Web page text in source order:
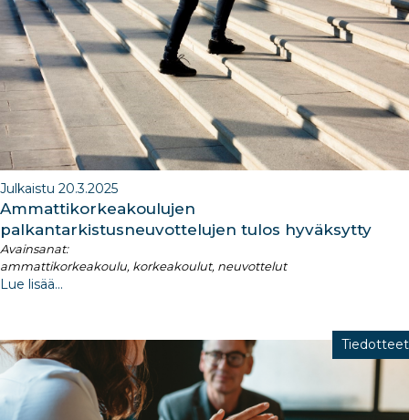
Julkaistu 20.3.2025
Ammattikorkeakoulujen
palkantarkistusneuvottelujen tulos hyväksytty
Avainsanat:
ammattikorkeakoulu, korkeakoulut, neuvottelut
Lue lisää...
Tiedotteet